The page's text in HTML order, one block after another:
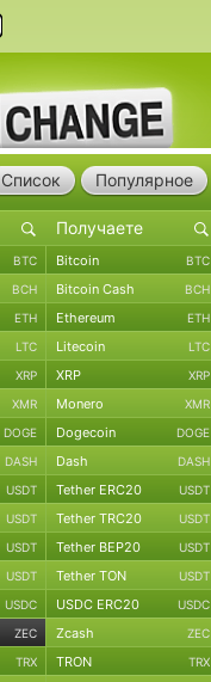
Список Популярное
BTC Bitcoin BTC
BCH Bitcoin Cash BCH
ETH Ethereum ETH
LTC Litecoin LTC
XRP XRP XRP
XMR Monero XMR
DOGE Dogecoin DOGE
DASH Dash DASH
USDT Tether ERC20 USDT
USDT Tether TRC20 USDT
USDT Tether BEP20 USDT
USDT Tether TON USDT
USDC USDC ERC20 USDC
ZEC Zcash ZEC
TRX TRON TRX